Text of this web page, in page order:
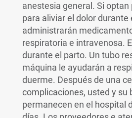
anestesia general. Si optan
para aliviar el dolor durante
administrarán
respiratoria e intravenosa.
durante el parto. Un tubo
máquina le ayudarán a
duerme. Después de una
complicaciones, usted y su
permanecen en el hospital